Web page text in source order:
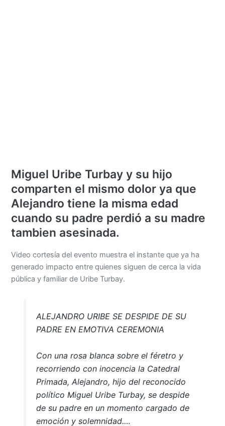
Miguel Uribe Turbay y su hijo
comparten el mismo dolor ya que
Alejandro tiene la misma edad
cuando su padre perdió a su madre
tambien asesinada.
Video cortesía del evento muestra el instante que ya ha
generado impacto entre quienes siguen de cerca la vida
pública y familiar de Uribe Turbay.
ALEJANDRO URIBE SE DESPIDE DE SU
PADRE EN EMOTIVA CEREMONIA
Con una rosa blanca sobre el féretro y
recorriendo con inocencia la Catedral
Primada, Alejandro, hijo del reconocido
político Miguel Uribe Turbay, se despide
de su padre en un momento cargado de
emoción y solemnidad.…